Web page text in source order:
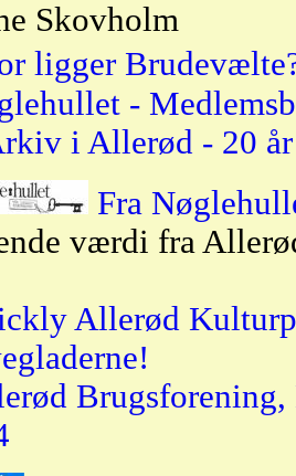
Skovholm
ligger
-
i Allerød - 20 år
Fra
værdi fra
Allerød